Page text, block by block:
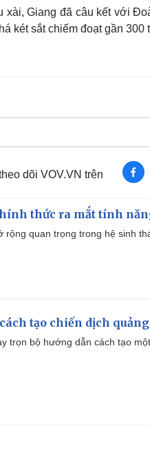
xài, Giang đã câu kết với
két sắt chiếm đoạt gần 300
dõi VOV.VN trên
thức ra mắt tính
quan trọng trong hệ sinh
tạo chiến dịch
trọn bộ hướng dẫn cách tạo